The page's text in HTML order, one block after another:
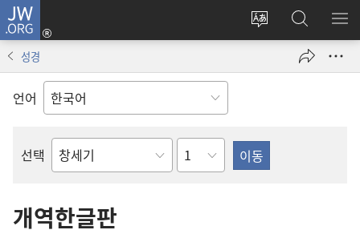
JW.ORG
사이트
변경
로그인
(새로운
열기)
JW.ORG
검색
메
성경
언어
선택
성경의
장
개역한글판